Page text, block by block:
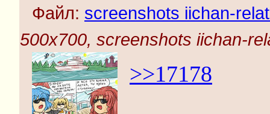
Файл: screenshots iichan-
500x700, screenshots iichan-
>>17178